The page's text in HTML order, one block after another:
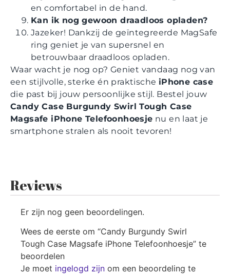
en comfortabel in de hand.
Kan ik nog gewoon draadloos opladen?
Jazeker! Dankzij de geïntegreerde MagSafe
ring geniet je van supersnel en
betrouwbaar draadloos opladen.
Waar wacht je nog op? Geniet vandaag nog van
een stijlvolle, sterke én praktische iPhone case
die past bij jouw persoonlijke stijl. Bestel jouw
Candy Case Burgundy Swirl Tough Case
Magsafe iPhone Telefoonhoesje nu en laat je
smartphone stralen als nooit tevoren!
Reviews
Er zijn nog geen beoordelingen.
Wees de eerste om “Candy Burgundy Swirl
Tough Case Magsafe iPhone Telefoonhoesje” te
beoordelen
Je moet ingelogd zijn om een beoordeling te